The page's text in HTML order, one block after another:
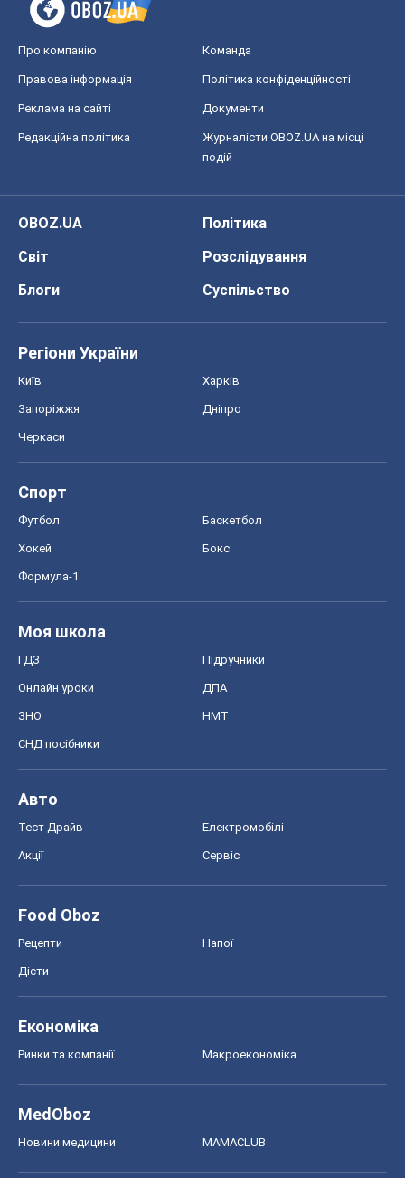
Про компанію Команда
Правова інформація Політика конфіденційності
Реклама на сайті Документи
Редакційна політика
Журналісти OBOZ.UA на місці
подій
OBOZ.UA
Політика
Світ
Розслідування
Блоги
Суспільство
Регіони України
Київ Харків
Запоріжжя Дніпро
Черкаси
Спорт
Футбол Баскетбол
Хокей Бокс
Формула-1
Моя школа
ГДЗ Підручники
Онлайн уроки ДПА
ЗНО НМТ
СНД посібники
Авто
Тест Драйв Електромобілі
Акції Сервіс
Food Oboz
Рецепти Напої
Дієти
Економіка
Ринки та компанії Макроекономіка
MedOboz
Новини медицини MAMACLUB